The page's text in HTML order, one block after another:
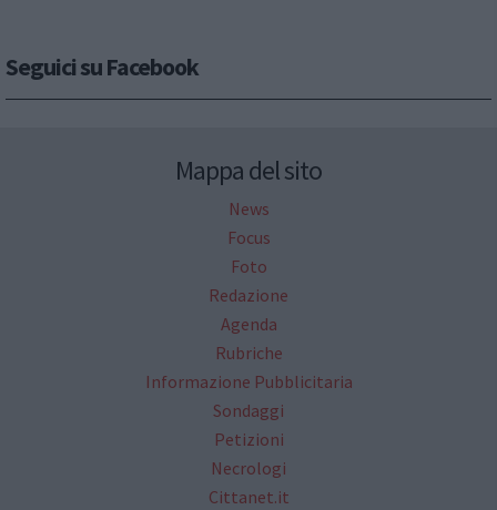
Seguici su Facebook
Mappa del sito
News
Focus
Foto
Redazione
Agenda
Rubriche
Informazione Pubblicitaria
Sondaggi
Petizioni
Necrologi
Cittanet.it